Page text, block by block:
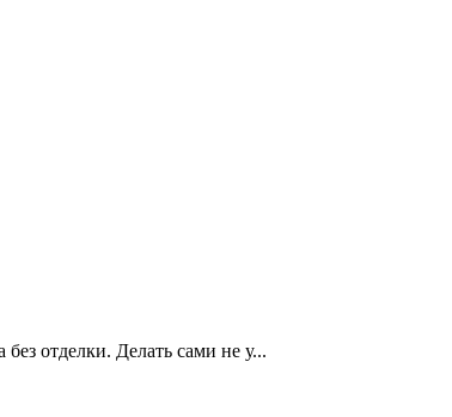
без отделки. Делать сами не у...